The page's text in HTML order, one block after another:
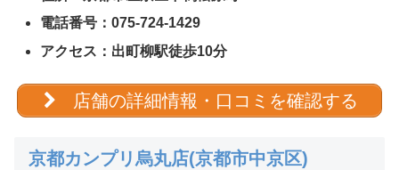
電話番号：075-724-1429
アクセス：出町柳駅徒歩10分
店舗の詳細情報・口コミを確認する
京都カンプリ烏丸店(京都市中京区)